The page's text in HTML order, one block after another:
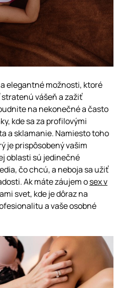
elegantné možnosti, ktoré
vášeň a zažiť
na nekonečné a často
kde sa za profilovými
a sklamanie. Namiesto toho
je prispôsobený vašim
oblasti sú jedinečné
čo chcú, a neboja sa užiť
Ak máte záujem osex v
svet, kde je dôraz na
a vaše osobné